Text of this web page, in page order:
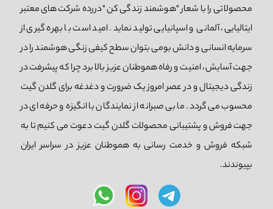
محصولاتی را با شعار "هوشمند زندگی کن "دررده شرکت های معتبر
ایتالیایی، آلمانی و اسپانیایی تولید نماید. امید است با بهره گیری از
سرمایه انسانی و دانش بومی بتوان سطح کیفی زنگی هوشمند را در
جهت آسایش، امنیت و رفاه هموطنان عزیز بالا برد چرا که پیشرفت در
زندگی دیجیتال و در عصر امروز یک ضرورت و دغدغه برای گلدن گیت
محسوب می گردد. ما بی صبرانه از نمایندگان با انگیزه و حرفه ای در
جهت فروش و پشتیبانی محصولات گلدن گیت دعوت می کنیم تا به
شبکه فروش و خدمت رسانی به هموطنان عزیز در سراسر ایران
بپیوندند.